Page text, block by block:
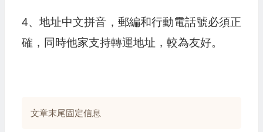
4、地址中文拼音，郵編和行動電話號必須正
確，同時他家支持轉運地址，較為友好。
文章末尾固定信息